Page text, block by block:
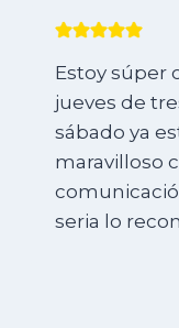
Estoy súper
jueves de
sábado ya
maravilloso
seria lo